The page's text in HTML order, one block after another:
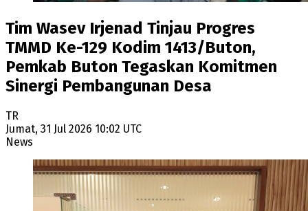
Tim Wasev Irjenad Tinjau Progres
TMMD Ke-129 Kodim 1413/Buton,
Pemkab Buton Tegaskan Komitmen
Sinergi Pembangunan Desa
TR
Jumat, 31 Jul 2026 10:02 UTC
News